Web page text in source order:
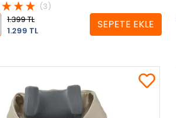
(3)
1.399 TL
1.299 TL
SEPETE EKLE